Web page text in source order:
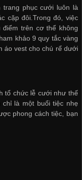
phục cưới luôn là
cặp đôi.Trong đó, việc
trên cơ thể không
khảo 9 quy tắc vàng
áo vest cho chú rể dưới
tổ chức lễ cưới như thế
là một buổi tiệc nhẹ
phong cách tiệc, bạn